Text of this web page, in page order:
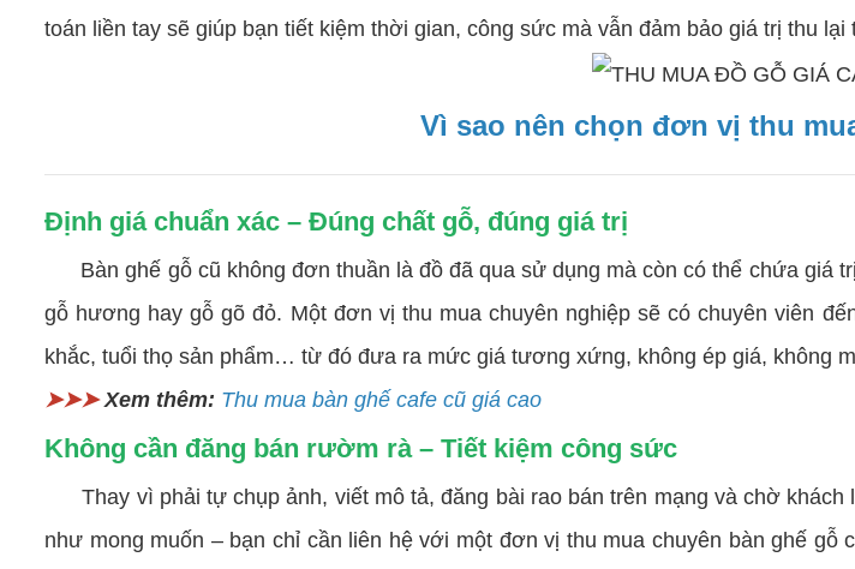
toán liền tay sẽ giúp bạn tiết kiệm thời gian, công sức mà vẫn đảm bảo giá trị thu lại
Vì sao nên chọn đơn vị thu
Định giá chuẩn xác – Đúng chất gỗ, đúng giá trị
Bàn ghế gỗ cũ không đơn thuần là đồ đã qua sử dụng mà còn có thể chứa giá
gỗ hương hay gỗ gõ đỏ. Một đơn vị thu mua chuyên nghiệp sẽ có chuyên viên
khắc, tuổi thọ sản phẩm… từ đó đưa ra mức giá tương xứng, không ép giá, không
➤➤➤Xem thêm: Thu mua bàn ghế cafe cũ giá cao
Không cần đăng bán rườm rà – Tiết kiệm công sức
Thay vì phải tự chụp ảnh, viết mô tả, đăng bài rao bán trên mạng và chờ
như mong muốn – bạn chỉ cần liên hệ với một đơn vị thu mua chuyên bàn ghế